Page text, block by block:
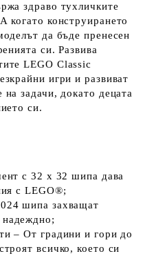
здраво тухличките
когато конструирането
да бъде пренесен
си. Развива
LEGO Classic
игри и развиват
задачи, докато децата
си.
с 32 x 32 шипа дава
с LEGO®;
шипа захващат
надеждно;
– От градини и гори до
всичко, което си